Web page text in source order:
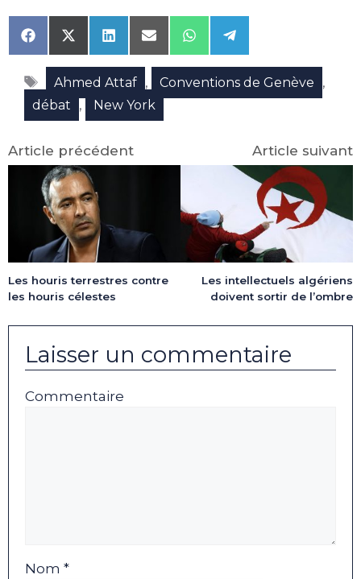
Share
on
Facebook
Share
on
X
(Twitter)
Share
on
LinkedIn
Share
on
Email
Share
on
WhatsApp
Share
on
Telegram
Étiquettes
Ahmed Attaf , Conventions de Genève ,
débat , New York
Article précédent
Les houris terrestres contre
les houris célestes
Article suivant
Les intellectuels algériens
doivent sortir de l’ombre
Laisser un commentaire
Commentaire
Nom *